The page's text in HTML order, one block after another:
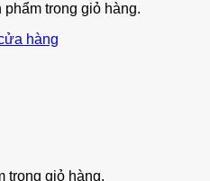
trong giỏ hàng.
hàng
trong giỏ hàng.